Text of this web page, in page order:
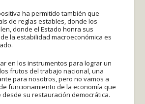
ha permitido también que
de reglas estables, donde los
donde el Estado honra sus
la estabilidad macroeconómica es
en los instrumentos para lograr un
frutos del trabajo nacional, una
para nosotros, pero no vamos a
funcionamiento de la economía que
su restauración democrática.